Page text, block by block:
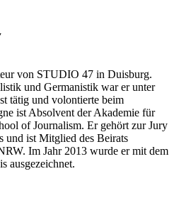
von STUDIO 47 in Duisburg.
und Germanistik war er unter
tätig und volontierte beim
ist Absolvent der Akademie für
of Journalism. Er gehört zur Jury
und ist Mitglied des Beirats
Im Jahr 2013 wurde er mit dem
ausgezeichnet.